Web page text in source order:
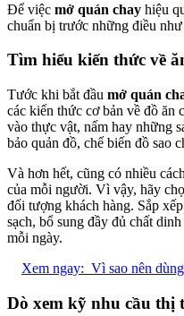
Để việc mở quán chay hiệu
chuẩn bị trước những điều như
Tìm hiểu kiến thức về
Tước khi bắt đầu mở quán
các kiến thức cơ bản về đồ ăn
vào thực vật, nấm hay những
bảo quản đồ, chế biến đồ sao
Và hơn hết, cũng có nhiều
của mỗi người. Vì vậy, hãy
đối tượng khách hàng. Sắp
sạch, bổ sung đầy đủ chất
mỗi ngày.
Xem ngay: Vì sao nên
Dò xem kỹ nhu cầu thị